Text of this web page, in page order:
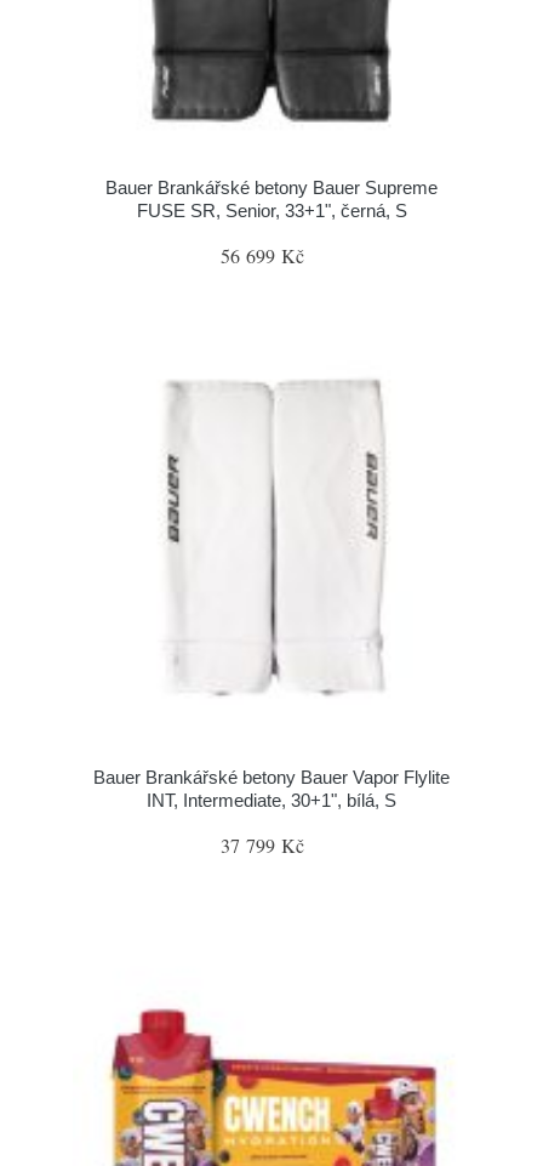
Bauer Brankářské betony Bauer Supreme
FUSE SR, Senior, 33+1", černá, S
56 699 Kč
Bauer Brankářské betony Bauer Vapor Flylite
INT, Intermediate, 30+1", bílá, S
37 799 Kč